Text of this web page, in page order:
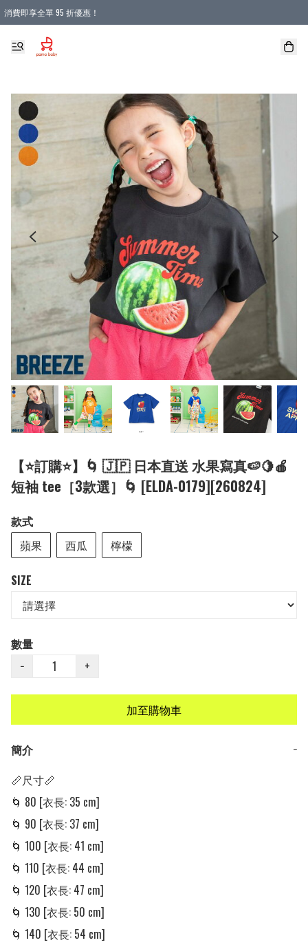
消費即享全單 95 折優惠！
購物滿 HKD 900.00即享免運費優惠！（適用於 本地送貨、本地取貨 )
【⭐訂購⭐】🌀 🇯🇵 日本直送 水果寫真🍉🍋🍎
短袖 tee［3款選］🌀 [ELDA-0179][260824]
款式
蘋果
西瓜 檸檬
SIZE
數量
−
+
加至購物車
簡介
−
📏尺寸📏
🌀 80 [衣長: 35 cm]
🌀 90 [衣長: 37 cm]
🌀 100 [衣長: 41 cm]
🌀 110 [衣長: 44 cm]
🌀 120 [衣長: 47 cm]
🌀 130 [衣長: 50 cm]
🌀 140 [衣長: 54 cm]